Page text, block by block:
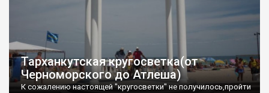
Тарханкутская кругосветка(от
Черноморского до Атлеша)
К сожалению настоящей "кругосветки" не получилось,пройти